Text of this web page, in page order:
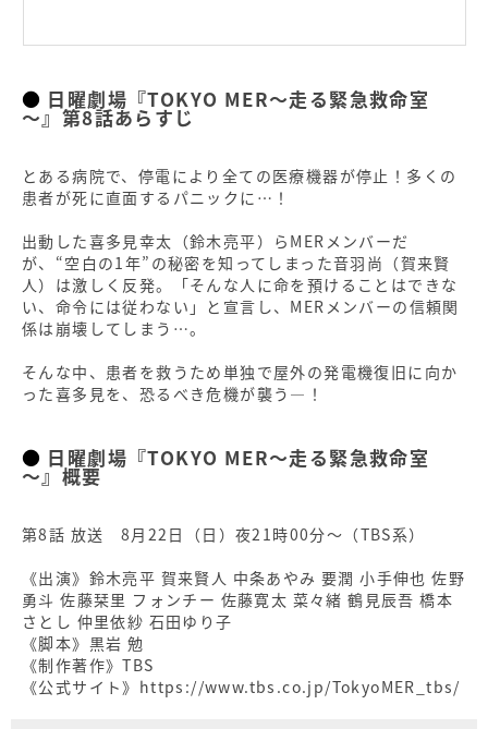
日曜劇場『TOKYO MER～走る緊急救命室
～』第8話あらすじ
とある病院で、停電により全ての医療機器が停止！多くの
患者が死に直面するパニックに…！
出動した喜多見幸太（鈴木亮平）らMERメンバーだ
が、“空白の1年”の秘密を知ってしまった音羽尚（賀来賢
人）は激しく反発。「そんな人に命を預けることはできな
い、命令には従わない」と宣言し、MERメンバーの信頼関
係は崩壊してしまう…。
そんな中、患者を救うため単独で屋外の発電機復旧に向か
った喜多見を、恐るべき危機が襲う―！
日曜劇場『TOKYO MER～走る緊急救命室
～』概要
第8話 放送 8月22日（日）夜21時00分～（TBS系）
《出演》鈴木亮平 賀来賢人 中条あやみ 要潤 小手伸也 佐野
勇斗 佐藤栞里 フォンチー 佐藤寛太 菜々緒 鶴見辰吾 橋本
さとし 仲里依紗 石田ゆり子
《脚本》黒岩 勉
《制作著作》TBS
《公式サイト》https://www.tbs.co.jp/TokyoMER_tbs/